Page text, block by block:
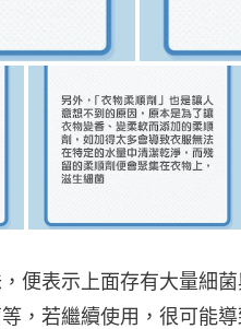
便表示上面存有大量細
，若繼續使用，很可能